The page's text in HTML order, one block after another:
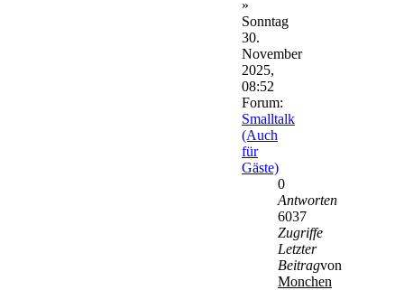
»
Sonntag
30.
November
2025,
08:52
Forum:
Smalltalk
(Auch
für
Gäste)
0
Antworten
6037
Zugriffe
Letzter
Beitragvon
Monchen